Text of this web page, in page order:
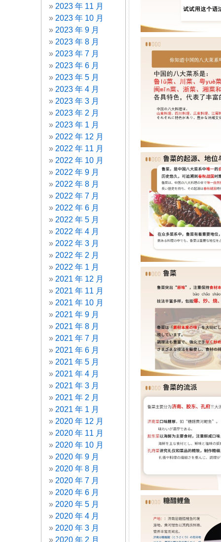
2023 年 11 月
2023 年 10 月
2023 年 9 月
2023 年 8 月
2023 年 7 月
2023 年 6 月
2023 年 5 月
2023 年 4 月
2023 年 3 月
2023 年 2 月
2023 年 1 月
2022 年 12 月
2022 年 11 月
2022 年 10 月
2022 年 9 月
2022 年 8 月
2022 年 7 月
2022 年 6 月
2022 年 5 月
2022 年 4 月
2022 年 3 月
2022 年 2 月
2022 年 1 月
2021 年 12 月
2021 年 11 月
2021 年 10 月
2021 年 9 月
2021 年 8 月
2021 年 7 月
2021 年 6 月
2021 年 5 月
2021 年 4 月
2021 年 3 月
2021 年 2 月
2021 年 1 月
2020 年 12 月
2020 年 11 月
2020 年 10 月
2020 年 9 月
2020 年 8 月
2020 年 7 月
2020 年 6 月
2020 年 5 月
2020 年 4 月
2020 年 3 月
2020 年 2 月